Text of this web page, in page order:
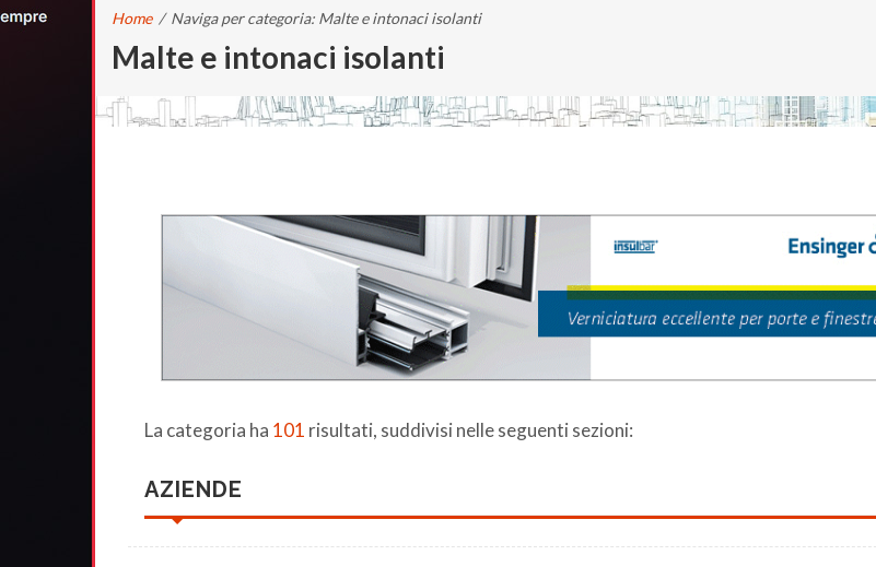
Home / Naviga per categoria: Malte e intonaci isolanti
Malte e intonaci isolanti
La categoria ha 101 risultati, suddivisi nelle seguenti sezioni:
AZIENDE